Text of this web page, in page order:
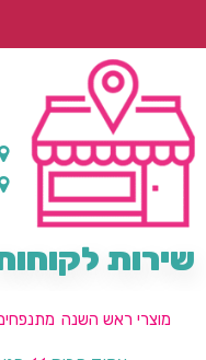
שירות
מוצרי ראש השנה